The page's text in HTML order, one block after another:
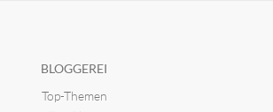
BLOGGEREI
Top-Themen